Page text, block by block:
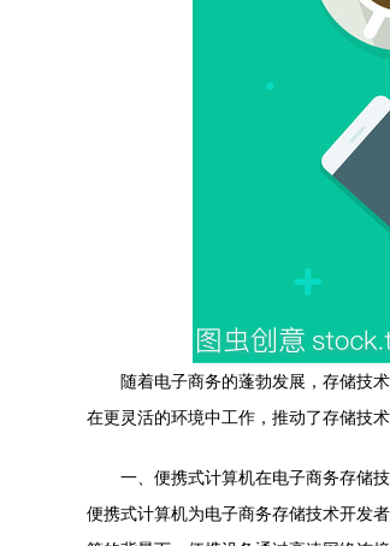
随着电子商务的蓬勃发展，存储技
在更灵活的环境中工作，推动了存储技
一、便携式计算机在电子商务存储
便携式计算机为电子商务存储技术开发